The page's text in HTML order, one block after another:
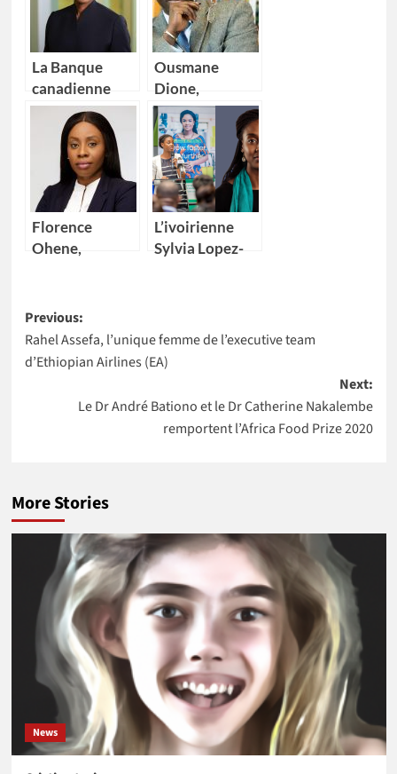
La Banque
canadienne
impériale de
commerce
(CIBC) nomme
Kikelomo
Lawal comme
Vice-
présidente
Ousmane
Dione,
nouveau
Directeur pays
de la Banque
mondiale pour
4 pays Africains
Florence
Ohene,
générale d’IBM
Ghana
L’ivoirienne
Sylvia Lopez-
Nations Unies
au Maroc
Post
navigation
Previous:
Rahel Assefa, l’unique femme de l’executive team
d’Ethiopian Airlines (EA)
Next:
Le Dr André Bationo et le Dr Catherine Nakalembe
remportent l’Africa Food Prize 2020
More Stories
News